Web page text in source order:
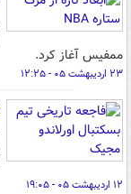
ممفیس آغاز کرد.
۲۳ اردیبهشت ۰۵ - ۱۲:۲۵
۱۲ اردیبهشت ۰۵ - ۱۹:۰۵